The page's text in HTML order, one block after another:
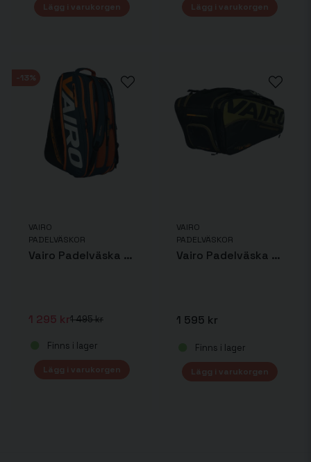
Lägg i varukorgen Lägg i varukorgen
VAIRO
PADELVÄSKOR
Vairo Padelväska Grapheno confort
1 495 kr
1 295 kr
Finns i lager
Lägg i varukorgen
-13%
VAIRO
PADELVÄSKOR
Vairo Padelväska Columns Ultra
1 595 kr
Finns i lager
Lägg i varukorgen